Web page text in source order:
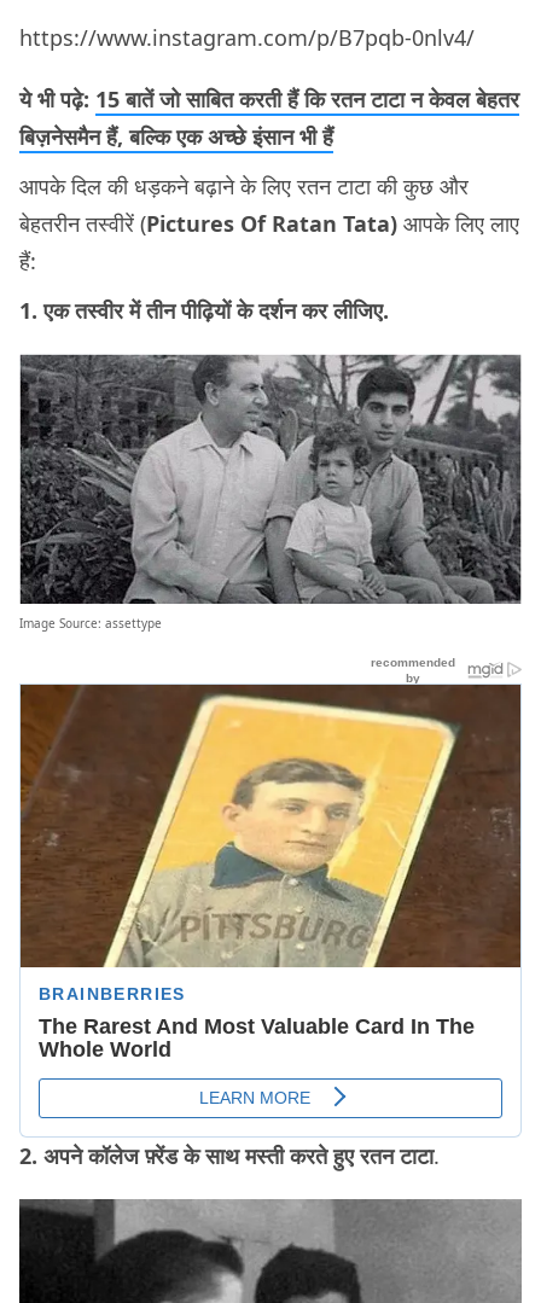
https://www.instagram.com/p/B7pqb-0nlv4/
ये भी पढ़े: 15 बातें जो साबित करती हैं कि रतन टाटा न केवल बेहतर
बिज़नेसमैन हैं, बल्कि एक अच्छे इंसान भी हैं
आपके दिल की धड़कने बढ़ाने के लिए रतन टाटा की कुछ और
बेहतरीन तस्वीरें (Pictures Of Ratan Tata) आपके लिए लाए
हैं:
1. एक तस्वीर में तीन पीढ़ियों के दर्शन कर लीजिए.
Image Source: assettype
2. अपने कॉलेज फ़्रेंड के साथ मस्ती करते हुए रतन टाटा.